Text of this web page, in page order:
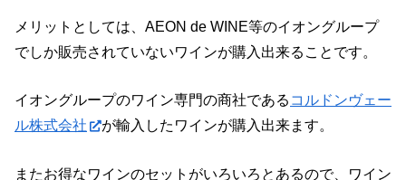
メリットとしては、AEON de WINE等のイオングループ
でしか販売されていないワインが購入出来ることです。
イオングループのワイン専門の商社である コルドンヴェー
ル株式会社
が輸入したワインが購入出来ます。
またお得なワインのセットがいろいろとあるので、ワイン